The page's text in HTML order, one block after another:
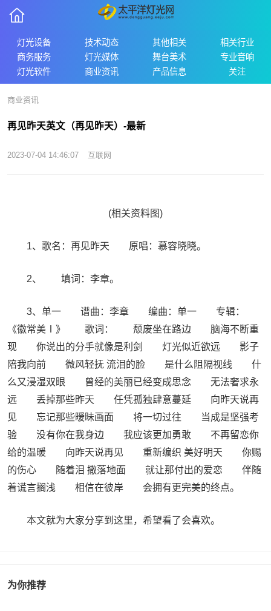
灯光设备 技术动态 其他相关
相关行业
商务服务
灯光媒体 舞台美术
专业音响
灯光软件
商业资讯 产品信息 关注
商业资讯
再见昨天英文（再见昨天）-最新
2023-07-04 14:46:07 互联网
(相关资料图)
1、歌名：再见昨天 原唱：慕容晓晓。
2、 填词：李章。
3、单一 谱曲：李章 编曲：单一 专辑：
《徽常美Ⅰ》 歌词： 颓废坐在路边 脑海不断重
现 你说出的分手就像是利剑 灯光似近欲远 影子
陪我向前 微风轻抚 流泪的脸 是什么阻隔视线 什
么又浸湿双眼 曾经的美丽已经变成思念 无法奢求永
远 丢掉那些昨天 任凭孤独肆意蔓延 向昨天说再
见 忘记那些暧昧画面 将一切过往 当成是坚强考
验 没有你在我身边 我应该更加勇敢 不再留恋你
给的温暖 向昨天说再见 重新编织 美好明天 你赐
的伤心 随着泪 撒落地面 就让那付出的爱恋 伴随
着谎言搁浅 相信在彼岸 会拥有更完美的终点。
本文就为大家分享到这里，希望看了会喜欢。
为你推荐